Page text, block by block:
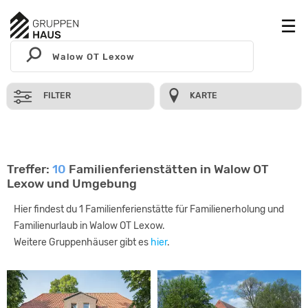
FILTER KARTE
Treffer: 10 Familienferienstätten in Walow OT
Lexow und Umgebung
Hier findest du 1 Familienferienstätte für Familienerholung und
Familienurlaub in Walow OT Lexow.
Weitere Gruppenhäuser gibt es hier.